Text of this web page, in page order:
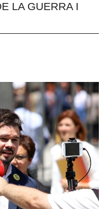
LA GUERRA I